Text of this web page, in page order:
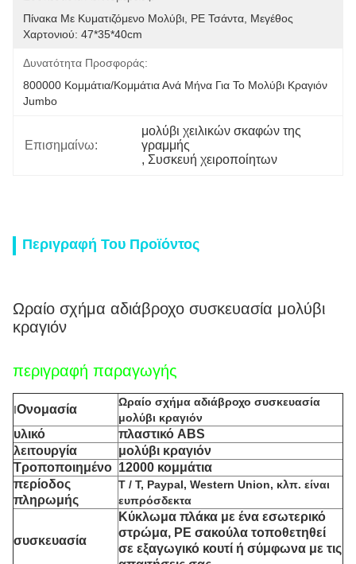
Πίνακα Με Κυματιζόμενο Μολύβι, PE Τσάντα, Μεγέθος
Χαρτονιού: 47*35*40cm
Δυνατότητα Προσφοράς:
800000 Κομμάτια/κομμάτια Ανά Μήνα Για Το Μολύβι Κραγιόν
Jumbo
Επισημαίνω:
μολύβι χειλικών σκαφών της
γραμμής
, Συσκευή χειροποίητων
Περιγραφή Του Προϊόντος
Ωραίο σχήμα αδιάβροχο συσκευασία μολύβι
κραγιόν
περιγραφή παραγωγής
ΙΟνομασία
Ωραίο σχήμα αδιάβροχο συσκευασία
μολύβι κραγιόν
υλικό
πλαστικό ABS
λειτουργία
μολύβι κραγιόν
Τροποποιημένο 12000 κομμάτια
περίοδος
πληρωμής
T / T, Paypal, Western Union, κλπ. είναι
ευπρόσδεκτα
συσκευασία
Κύκλωμα πλάκα με ένα εσωτερικό
στρώμα, PE σακούλα τοποθετηθεί
σε εξαγωγικό κουτί ή σύμφωνα με τις